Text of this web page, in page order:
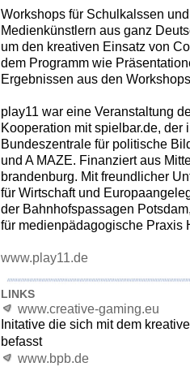
Workshops für Schulkalssen
Medienkünstlern aus ganz
um den kreativen Einsatz von
dem Programm wie
Ergebnissen aus den
play11 war eine Veranstaltung
Kooperation mit spielbar.de, der
Bundeszentrale für politische
und A MAZE. Finanziert aus
brandenburg. Mit freundlicher
für Wirtschaft und
der Bahnhofspassagen
für medienpädagogische Praxis
www.play11.de
LINKS
www.creative-gaming.eu
Initative die sich mit dem
befasst
www.bpb.de